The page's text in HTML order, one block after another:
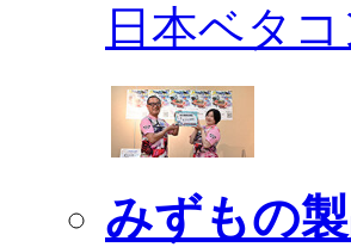
日本ベタ
みずもの